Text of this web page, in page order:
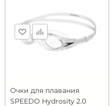
Очки для плавания
SPEEDO Hydrosity 2.0